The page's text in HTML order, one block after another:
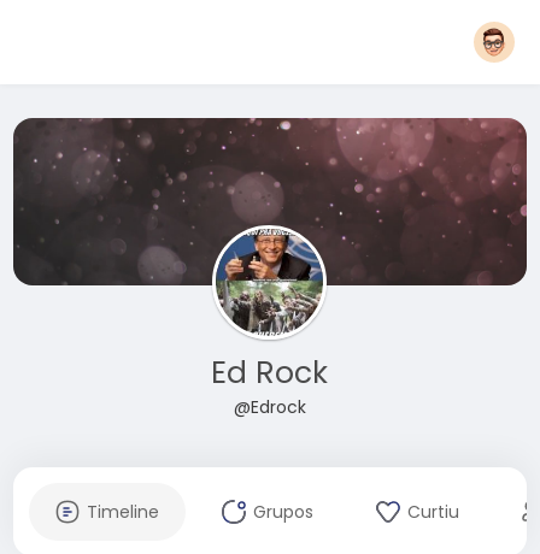
Ed Rock
@Edrock
Timeline Grupos Curtiu